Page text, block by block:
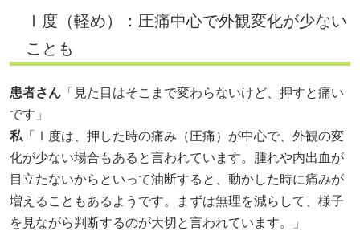
Ⅰ度（軽め）：圧痛中心で外観変化が少ない
ことも
患者さん 「見た目はそこまで変わらないけど、押すと痛い
です」
私 「Ⅰ度は、押した時の痛み（圧痛）が中心で、外観の変
化が少ない場合もあると言われています。腫れや内出血が
目立たないからといって油断すると、動かした時に痛みが
増えることもあるようです。まずは無理を減らして、様子
を見ながら判断するのが大切と言われています。」